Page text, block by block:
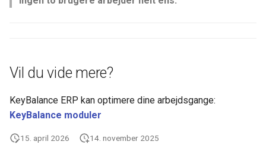
Vil du vide mere?
KeyBalance ERP kan optimere dine arbejdsgange:
KeyBalance moduler
15. april 2026 14. november 2025